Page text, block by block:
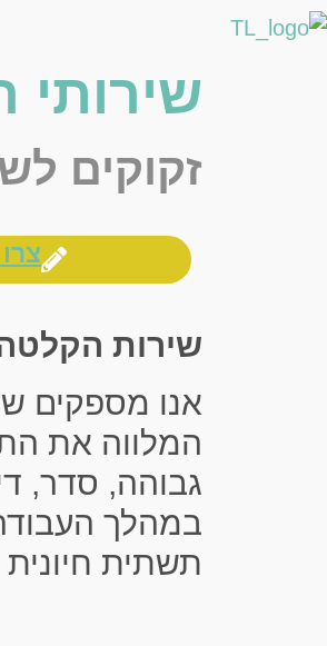
לתוכן
זקוקים
שירות הקלטה
אנו מספקים
המלווה את
גבוהה, סדר,
במהלך
תשתית